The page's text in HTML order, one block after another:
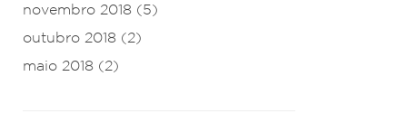
novembro 2018 (5)
outubro 2018 (2)
maio 2018 (2)